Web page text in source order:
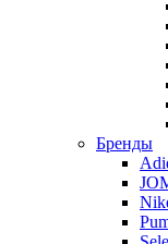
Бренды